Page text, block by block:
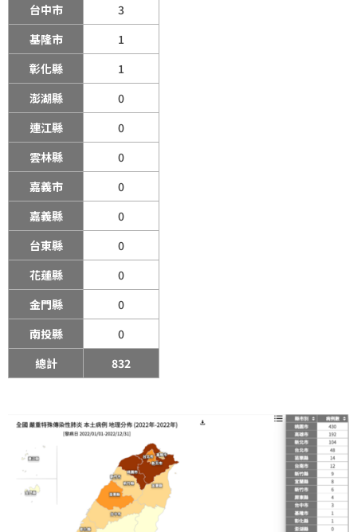
總計 832
台中市
3
基隆市
1
彰化縣
1
澎湖縣
0
連江縣
0
雲林縣
0
嘉義市
0
嘉義縣
0
台東縣
0
花蓮縣
0
金門縣
0
南投縣
0